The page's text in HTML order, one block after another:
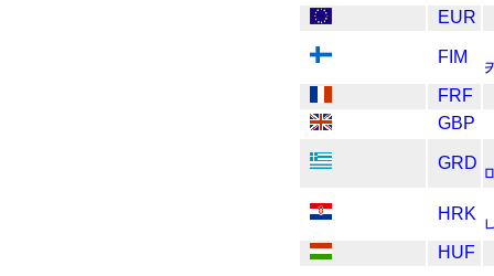
EUR
FIM
FRF
GBP
GRD
HRK
HUF